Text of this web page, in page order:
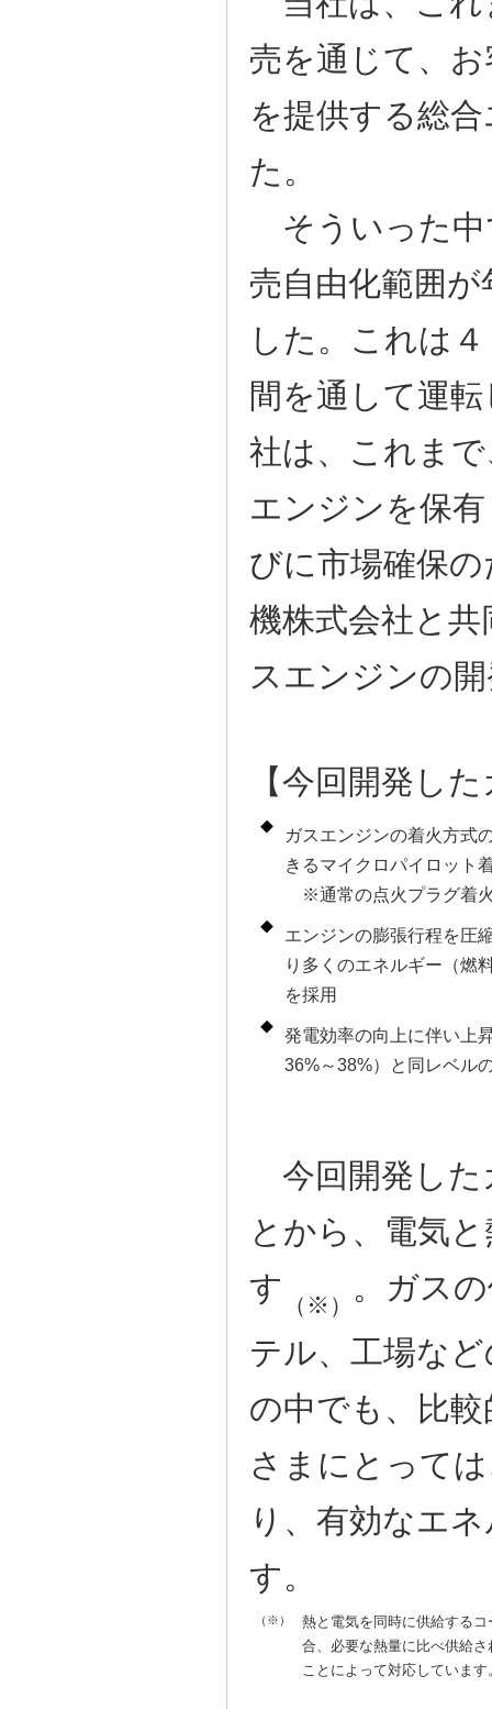
売を通じて、
を提供する総
た。
そういった中
売自由化範囲
した。これは
間を通して運
社は、これま
エンジンを保
びに市場確保
機株式会社と
スエンジンの
【今回開発し
ガスエンジンの着火方式
きるマイクロパイロット
※通常の点火プラグ着
エンジンの膨張行程を圧
り多くのエネルギー（燃
を採用
発電効率の向上に伴い上
36%～38%）と同レベル
今回開発した
とから、電気
す
（※）
。ガス
テル、工場な
の中でも、比
さまにとって
り、有効なエ
す。
（※）
熱と電気を同時に供給する
合、必要な熱量に比べ供給
ことによって対応しています